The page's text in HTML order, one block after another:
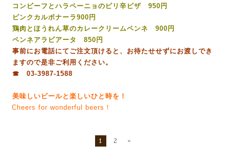
コンビーフとハラペーニョのピリ辛ピザ 950円
ピンクカルボナーラ900円
鶏肉とほうれん草のカレークリームペンネ 900円
ペンネアラビアータ 850円
事前にお電話にてご注文頂けると、お待たせせずにお渡しでき
ますので是非ご利用ください。
☎ 03-3987-1588
美味しいビールと楽しいひと時を！
Cheers for wonderful beers！
1 2 »